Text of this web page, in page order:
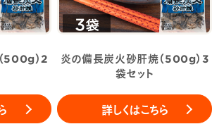
500g）2
炎の備長炭火砂肝焼（500g）3
袋セット
詳しくはこちら